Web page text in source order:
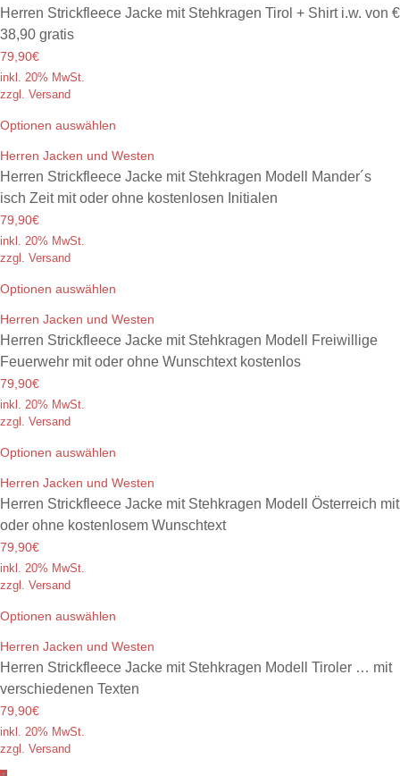
Herren Strickfleece Jacke mit Stehkragen Tirol + Shirt i.w. von €
38,90 gratis
79,90€
inkl. 20% MwSt.
zzgl. Versand
Optionen auswählen
Herren Jacken und Westen
Herren Strickfleece Jacke mit Stehkragen Modell Mander´s
isch Zeit mit oder ohne kostenlosen Initialen
79,90€
inkl. 20% MwSt.
zzgl. Versand
Optionen auswählen
Herren Jacken und Westen
Herren Strickfleece Jacke mit Stehkragen Modell Freiwillige
Feuerwehr mit oder ohne Wunschtext kostenlos
79,90€
inkl. 20% MwSt.
zzgl. Versand
Optionen auswählen
Herren Jacken und Westen
Herren Strickfleece Jacke mit Stehkragen Modell Österreich mit
oder ohne kostenlosem Wunschtext
79,90€
inkl. 20% MwSt.
zzgl. Versand
Optionen auswählen
Herren Jacken und Westen
Herren Strickfleece Jacke mit Stehkragen Modell Tiroler … mit
verschiedenen Texten
79,90€
inkl. 20% MwSt.
zzgl. Versand